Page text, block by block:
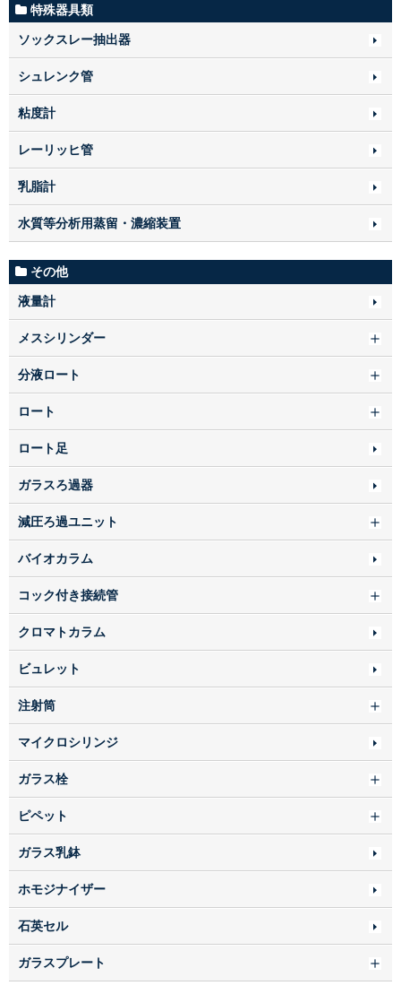
特殊器具類
ソックスレー抽出器
シュレンク管
粘度計
レーリッヒ管
乳脂計
水質等分析用蒸留・濃縮装置
その他
液量計
メスシリンダー
分液ロート
ロート
ロート足
ガラスろ過器
減圧ろ過ユニット
バイオカラム
コック付き接続管
クロマトカラム
ビュレット
注射筒
マイクロシリンジ
ガラス栓
ピペット
ガラス乳鉢
ホモジナイザー
石英セル
ガラスプレート